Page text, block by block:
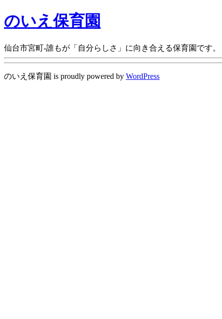
のいえ保育園
仙台市宮町-誰もが「自分らしさ」に向き合える保育園です。
のいえ保育園 is proudly powered by WordPress